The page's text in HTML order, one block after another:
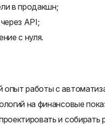
в продакшн;
API;
с нуля.
работы с
на финансовые
и собирать